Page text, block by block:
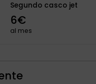
Segundo casco jet
6€
al mes